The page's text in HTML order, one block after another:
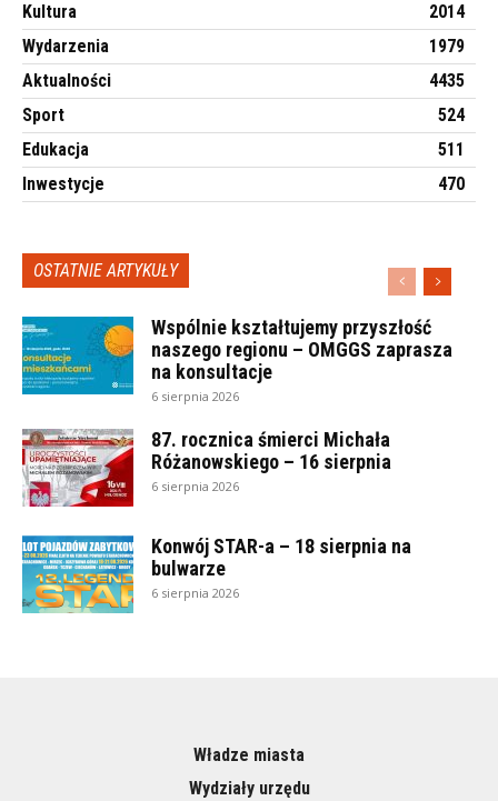
Kultura
2014
Wydarzenia
1979
Aktualności
4435
Sport
524
Edukacja
511
Inwestycje
470
OSTATNIE ARTYKUŁY
Wspólnie kształtujemy przyszłość
naszego regionu – OMGGS zaprasza
na konsultacje
6 sierpnia 2026
87. rocznica śmierci Michała
Różanowskiego – 16 sierpnia
6 sierpnia 2026
Konwój STAR-a – 18 sierpnia na
bulwarze
6 sierpnia 2026
Władze miasta
Wydziały urzędu